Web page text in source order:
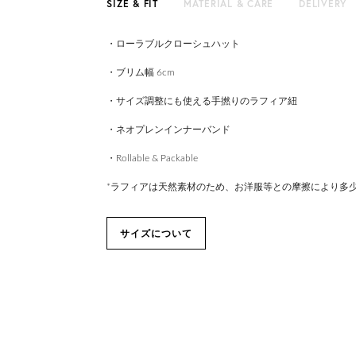
SIZE & FIT MATERIAL & CARE DELIVERY
・ローラブルクローシュハット
・ブリム幅 6cm
・サイズ調整にも使える手撚りのラフィア紐
・ネオプレンインナーバンド
・Rollable & Packable
*ラフィアは天然素材のため、お洋服等との摩擦により多
サイズについて